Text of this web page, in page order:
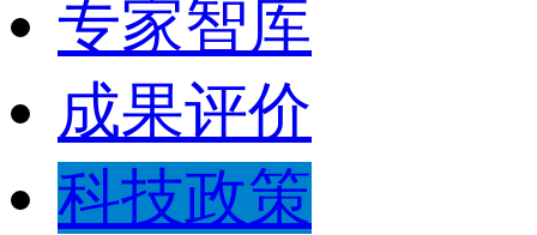
专家智库
成果评价
科技政策